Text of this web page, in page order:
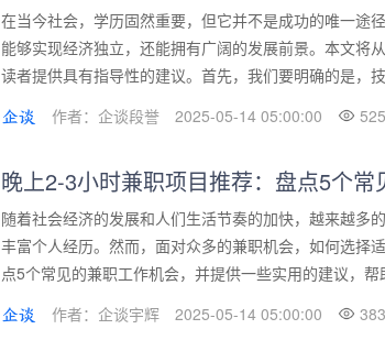
在当今社会，学历固然重要，但它并不是成功的唯一途
能够实现经济独立，还能拥有广阔的发展前景。本文将
读者提供具有指导性的建议。首先，我们要明确的是，
作者：企谈段誉
2025-05-14 05:00:00 525
晚上2-3小时兼职项目推荐：盘点5个常
随着社会经济的发展和人们生活节奏的加快，越来越多
丰富个人经历。然而，面对众多的兼职机会，如何选择
点5个常见的兼职工作机会，并提供一些实用的建议，
作者：企谈宇辉
2025-05-14 05:00:00 383